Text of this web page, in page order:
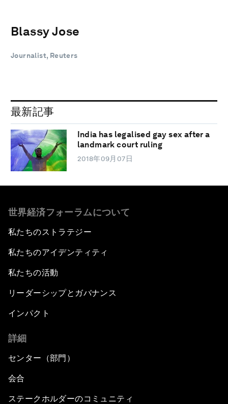
Blassy Jose
Journalist, Reuters
最新記事
India has legalised gay sex after a
landmark court ruling
2018年09月07日
世界経済フォーラムについて
私たちのストラテジー
私たちのアイデンティティ
私たちの活動
リーダーシップとガバナンス
インパクト
詳細
センター（部門）
会合
ステークホルダーのコミュニティ